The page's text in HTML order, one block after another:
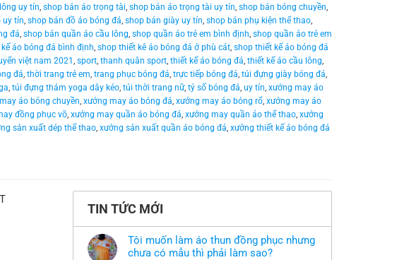
uy tín, shop bán áo trọng tài, shop bán áo trọng tài uy tín, shop bán bóng chuyền,
uy tín, shop bán đồ áo bóng đá, shop bán giày uy tín, shop bán phụ kiện thể thao,
đá, shop bán quần áo cầu lông, shop quần áo trẻ em bình định, shop quần áo trẻ em
áo bóng đá bình định, shop thiết kê áo bóng đá ở phù cát, shop thiết kế áo bóng đá
việt nam 2021 , sport, thanh quân sport, thiết kế áo bóng đá, thiết kế áo cầu lông,
đá, thời trang trẻ em, trang phục bóng đá, trực tiếp bóng đá, túi đựng giày bóng đá,
, túi đựng thảm yoga dây kéo, túi thời trang nữ, tỷ số bóng đá, uy tín, xưởng may áo
áo bóng chuyền, xưởng may áo bóng đá, xưởng may áo bóng rổ, xưởng may áo
đồng phục võ, xưởng may quần áo bóng đá, xưởng may quần áo thể thao, xưởng
sản xuất dép thể thao, xưởng sản xuất quần áo bóng đá, xưởng thiết kế áo bóng đá
TIN TỨC MỚI
Tôi muốn làm áo thun đồng phục nhưng
chưa có mẫu thì phải làm sao?